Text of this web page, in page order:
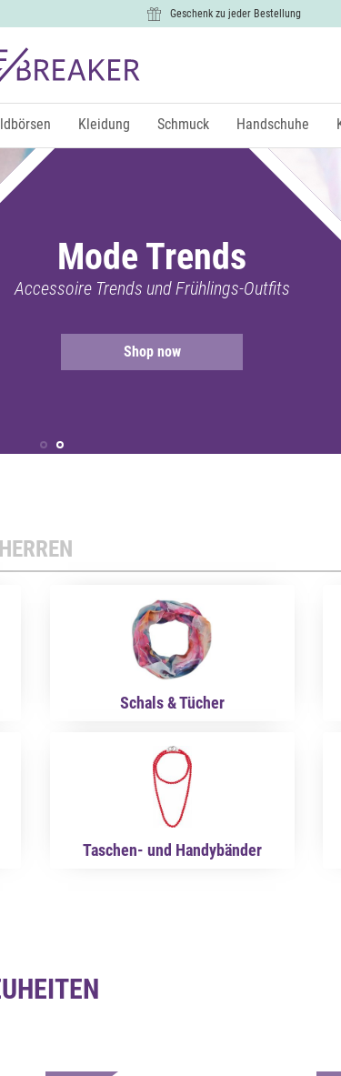
Geschenk zu jeder Bestellung
Kleidung Schmuck Handschuhe
Mode Trends
Accessoire Trends und Frühlings-Outfits
Shop now
HERREN
Schals & Tücher
Taschen- und Handybänder